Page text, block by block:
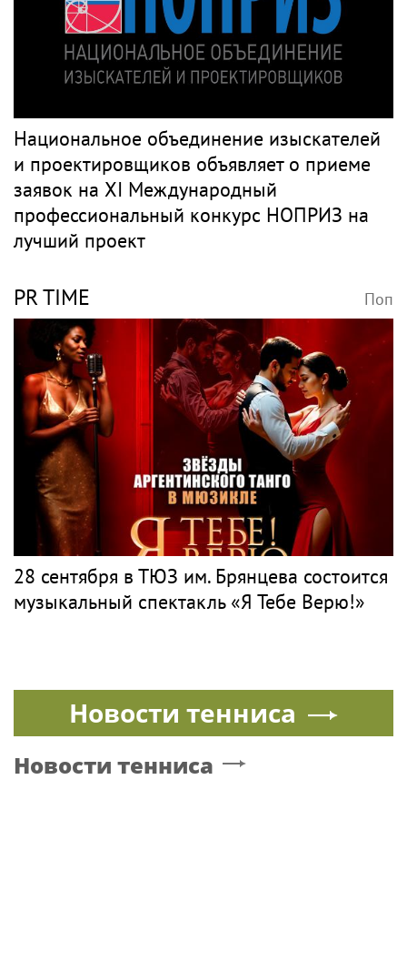
Национальное объединение изыскателей
и проектировщиков объявляет о приеме
заявок на XI Международный
профессиональный конкурс НОПРИЗ на
лучший проект
PR TIME Поп
28 сентября в ТЮЗ им. Брянцева состоится
музыкальный спектакль «Я Тебе Верю!»
Новости тенниса
Новости тенниса